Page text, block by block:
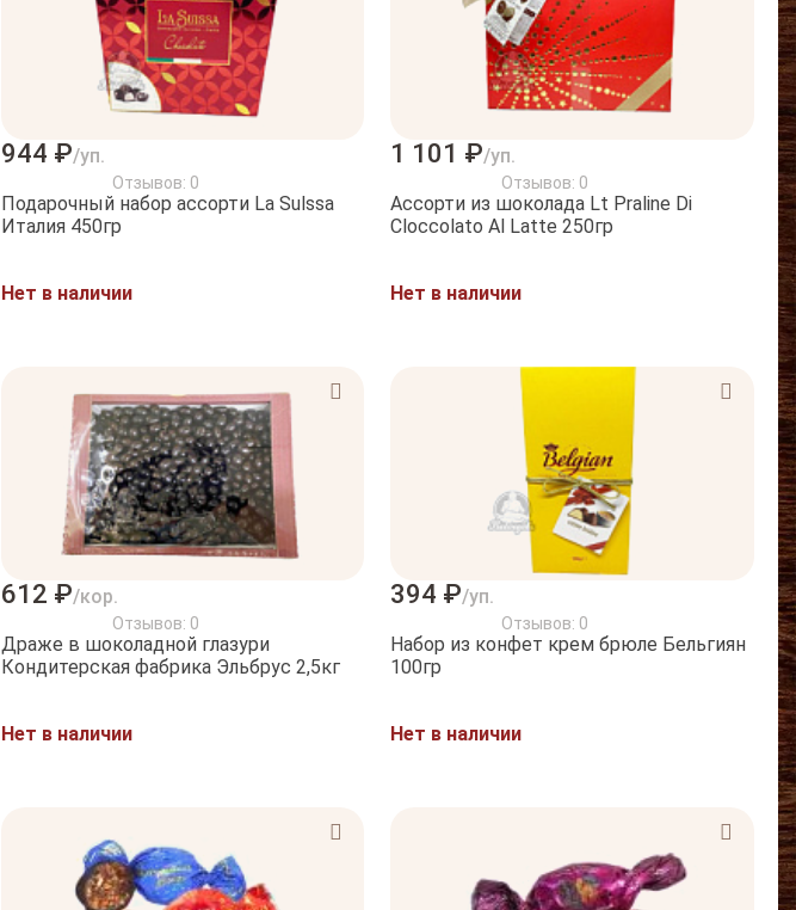
944 ₽/уп.
Отзывов: 0
Подарочный набор ассорти La Sulssa
Италия 450гр
Нет в наличии
1 101 ₽/уп.
Отзывов: 0
Ассорти из шоколада Lt Praline Di
Cloccolato Al Latte 250гр
Нет в наличии
612 ₽/кор.
Отзывов: 0
Драже в шоколадной глазури
Кондитерская фабрика Эльбрус 2,5кг
Нет в наличии
394 ₽/уп.
Отзывов: 0
Набор из конфет крем брюле Бельгиян
100гр
Нет в наличии